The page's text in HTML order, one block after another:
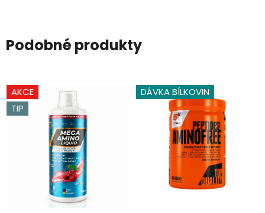
Podobné produkty
AKCE
TIP
DÁVKA BÍLKOVIN